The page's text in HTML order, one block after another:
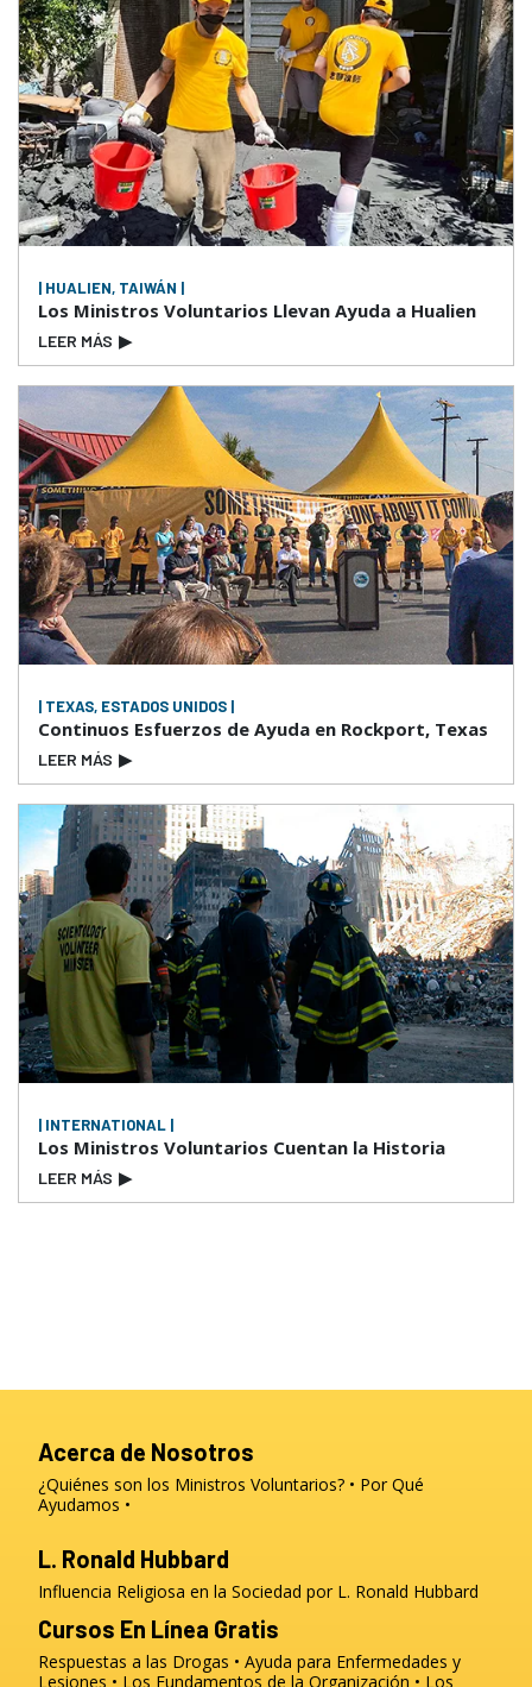
| HUALIEN, TAIWÁN |
Los Ministros Voluntarios Llevan Ayuda a Hualien
LEER MÁS ▶
| TEXAS, ESTADOS UNIDOS |
Continuos Esfuerzos de Ayuda en Rockport, Texas
LEER MÁS ▶
| INTERNATIONAL |
Los Ministros Voluntarios Cuentan la Historia
LEER MÁS ▶
Acerca de Nosotros
¿Quiénes son los Ministros Voluntarios?
Por Qué
Ayudamos
L. Ronald Hubbard
Influencia Religiosa en la Sociedad por L. Ronald Hubbard
Cursos En Línea Gratis
Respuestas a las Drogas
Ayuda para Enfermedades y
Lesiones
Los Fundamentos de la Organización Los